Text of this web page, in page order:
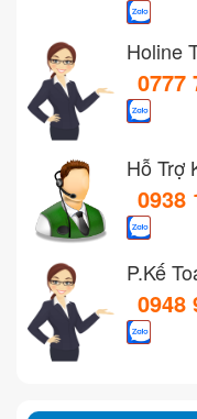
Holine
0777
Hỗ Trợ
0938
P.Kế
0948